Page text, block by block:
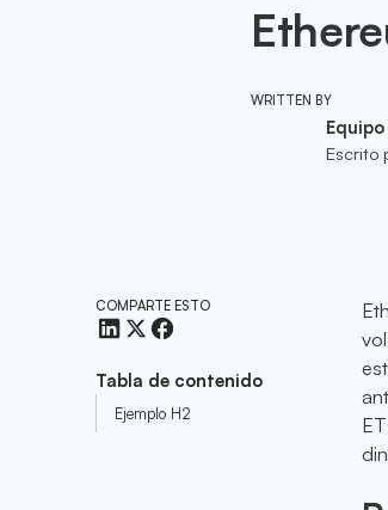
WRITTEN BY
Escrito
COMPARTE ESTO
Tabla de contenido
Ejemplo H2